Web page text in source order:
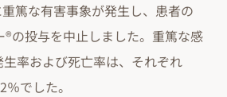
篤な有害事象が発生し、患者の
の投与を中止しました。重篤な感
率および死亡率は、それぞれ
でした。